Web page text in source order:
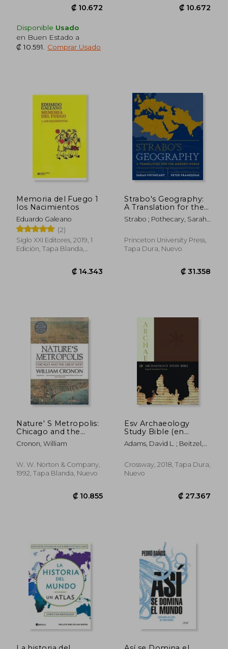
₡ 10.672
Disponible Usado
en Buen Estado a
₡ 10.591
Comprar Usado
₡
Memoria del Fuego 1
los Nacimientos
Eduardo Galeano
(2)
Siglo XXI Editores, 2019, 1
Edición, Tapa Blanda,
₡ 14.343
Strabo's Geography:
A Translation for the
Modern World (en
Inglés)
Strabo ; Pothecary, Sarah ;
Princeton University Press,
Tapa Dura, Nuevo
Nature' S Metropolis:
Chicago and the
Great West (en
Inglés)
Cronon, William
W. W. Norton & Company,
1992, Tapa Blanda, Nuevo
Esv Archaeology
Study Bible (en
Inglés)
Adams, David L. ; Beitzel,
Crossway, 2018, Tapa Dura,
Nuevo